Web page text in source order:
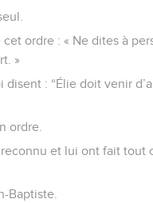
ordre : « Ne dites à
»
: “Élie doit venir
ordre.
et lui ont fait tout
Baptiste.